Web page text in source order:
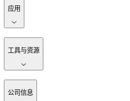
应用
工具与资源
公司信息